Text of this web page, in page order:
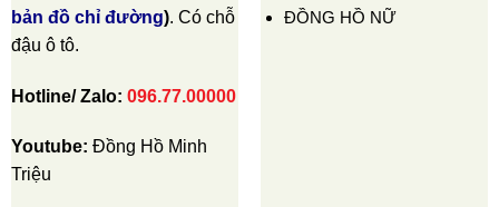
bản đồ chỉ đường). Có chỗ
đậu ô tô.
Hotline/ Zalo: 096.77.00000
Youtube: Đồng Hồ Minh
Triệu
ĐỒNG HỒ NỮ